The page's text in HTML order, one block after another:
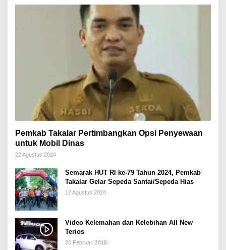
Pemkab Takalar Pertimbangkan Opsi Penyewaan
untuk Mobil Dinas
22 Agustus 2024
Semarak HUT RI ke-79 Tahun 2024, Pemkab
Takalar Gelar Sepeda Santai/Sepeda Hias
12 Agustus 2024
Video Kelemahan dan Kelebihan All New
Terios
20 Februari 2018